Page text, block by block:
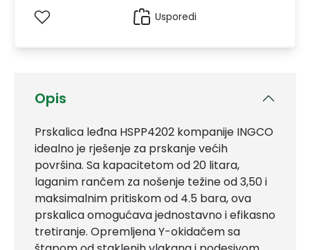
Opis
Prskalica leđna HSPP4202 kompanije INGCO
idealno je rješenje za prskanje većih
površina. Sa kapacitetom od 20 litara,
laganim rančem za nošenje težine od 3,50 i
maksimalnim pritiskom od 4.5 bara, ova
prskalica omogućava jednostavno i efikasno
tretiranje. Opremljena Y-okidačem sa
Usporedi